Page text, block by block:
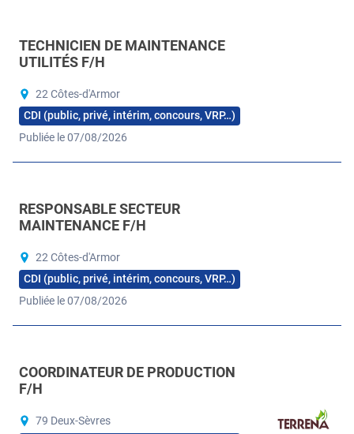
TECHNICIEN DE MAINTENANCE
UTILITÉS F/H
22 Côtes-d'Armor
CDI (public, privé, intérim, concours, VRP…)
Publiée le 07/08/2026
RESPONSABLE SECTEUR
MAINTENANCE F/H
22 Côtes-d'Armor
CDI (public, privé, intérim, concours, VRP…)
Publiée le 07/08/2026
COORDINATEUR DE PRODUCTION
F/H
79 Deux-Sèvres